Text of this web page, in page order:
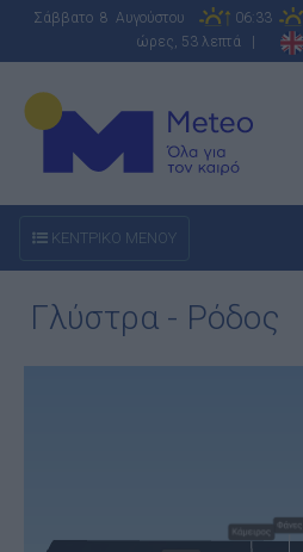
Σάββατο 8 Αυγούστου 06:33
ώρες, 53 λεπτά |
ΚΕΝΤΡΙΚΟ ΜΕΝΟΥ
Γλύστρα - Ρόδος